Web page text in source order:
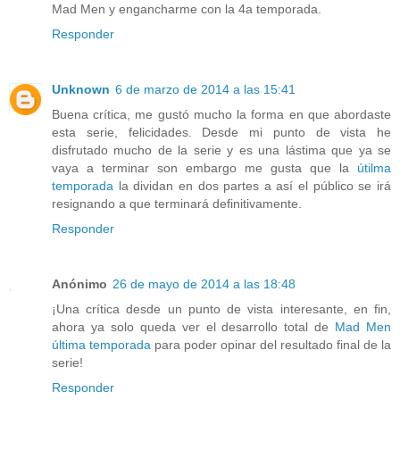
Mad Men y engancharme con la 4a temporada.
Responder
Unknown 6 de marzo de 2014 a las 15:41
Buena crítica, me gustó mucho la forma en que abordaste
esta serie, felicidades. Desde mi punto de vista he
disfrutado mucho de la serie y es una lástima que ya se
vaya a terminar son embargo me gusta que la útilma
temporada la dividan en dos partes a así el público se irá
resignando a que terminará definitivamente.
Responder
Anónimo 26 de mayo de 2014 a las 18:48
¡Una crítica desde un punto de vista interesante, en fin,
ahora ya solo queda ver el desarrollo total de Mad Men
última temporada para poder opinar del resultado final de la
serie!
Responder